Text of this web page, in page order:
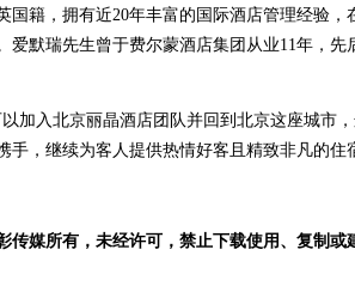
籍，拥有近20年丰富的国际酒店管理经验，
爱默瑞先生曾于费尔蒙酒店集团从业11年，
入北京丽晶酒店团队并回到北京这座城市
手，继续为客人提供热情好客且精致非凡的住
媒所有，未经许可，禁止下载使用、复制或